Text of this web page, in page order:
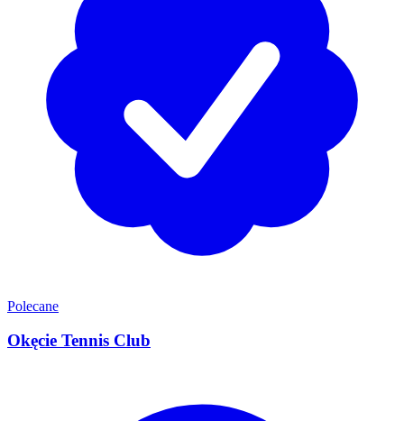
Polecane
Okęcie Tennis Club